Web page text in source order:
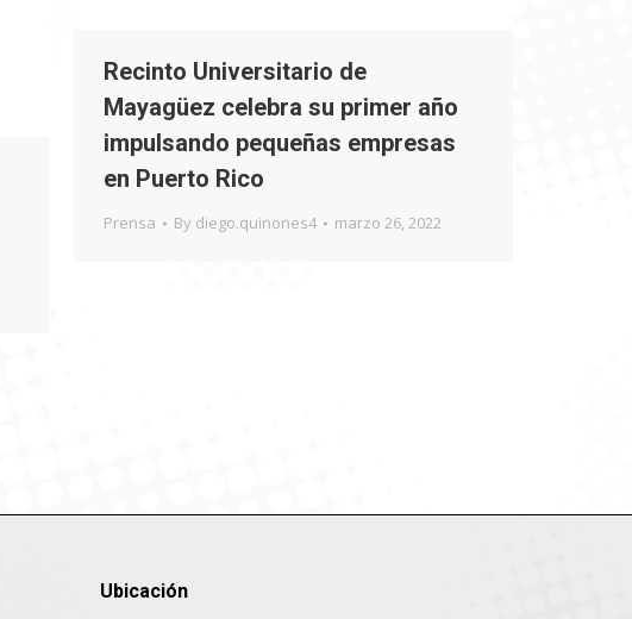
Recinto Universitario de
Mayagüez celebra su primer año
impulsando pequeñas empresas
en Puerto Rico
Prensa By diego.quinones4 marzo 26, 2022
Ubicación